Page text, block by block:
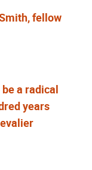
fellow
a radical
years